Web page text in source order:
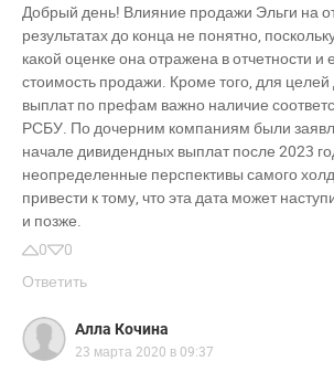
Добрый день! Влияние продажи Эльги на
результатах до конца не понятно,
какой оценке она отражена в отчетности и
стоимость продажи. Кроме того, для
выплат по префам важно наличие
РСБУ. По дочерним компаниям были
начале дивидендных выплат после 2023
неопределенные перспективы самого
привести к тому, что эта дата может
и позже.
0
0
Ответить
Алла Кочина
23 марта 2020 в 09:37